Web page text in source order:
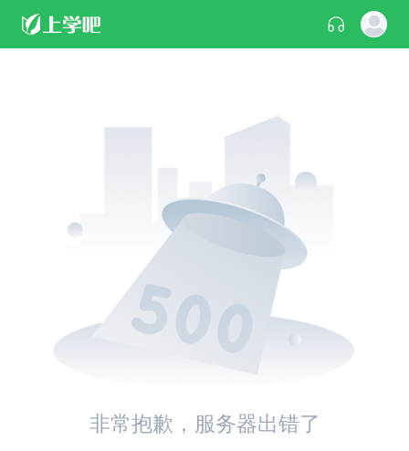
非常抱歉，服务器出错了